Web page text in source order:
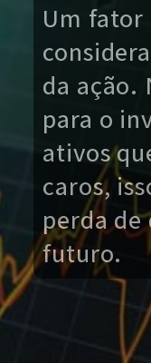
Um fator
da ação.
para o
ativos
caros,
perda
futuro.